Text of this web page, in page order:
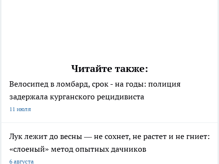
Читайте также:
Велосипед в ломбард, срок - на годы: полиция
задержала курганского рецидивиста
11 июля
Лук лежит до весны — не сохнет, не растет и не гниет:
«слоеный» метод опытных дачников
6 августа